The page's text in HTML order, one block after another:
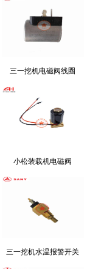
三一挖机电磁阀线圈
小松装载机电磁阀
三一挖机水温报警开关